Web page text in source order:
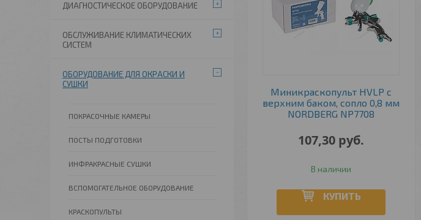
Миникраскопульт HVLP с
верхним баком, сопло 0,8 мм
NORDBERG NP7708
107,30 руб.
В наличии
КУПИТЬ
ДИАГНОСТИЧЕСКОЕ ОБОРУДОВАНИЕ
ОБСЛУЖИВАНИЕ КЛИМАТИЧЕСКИХ
СИСТЕМ
ОБОРУДОВАНИЕ ДЛЯ ОКРАСКИ И
СУШКИ
ПОКРАСОЧНЫЕ КАМЕРЫ
ПОСТЫ ПОДГОТОВКИ
ИНФРАКРАСНЫЕ СУШКИ
ВСПОМОГАТЕЛЬНОЕ ОБОРУДОВАНИЕ
КРАСКОПУЛЬТЫ